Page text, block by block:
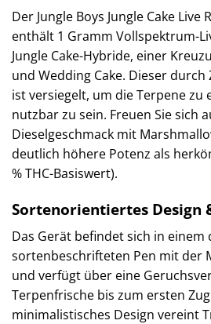
Der Jungle Boys Jungle Cake Live
enthält 1 Gramm Vollspektrum-
Jungle Cake-Hybride, einer
und Wedding Cake. Dieser
ist versiegelt, um die Terpene
nutzbar zu sein. Freuen Sie sich
Dieselgeschmack mit
deutlich höhere Potenz als
% THC-Basiswert).
Sortenorientiertes Design
Das Gerät befindet sich in einem
sortenbeschrifteten Pen mit der
und verfügt über eine
Terpenfrische bis zum ersten
minimalistisches Design vereint